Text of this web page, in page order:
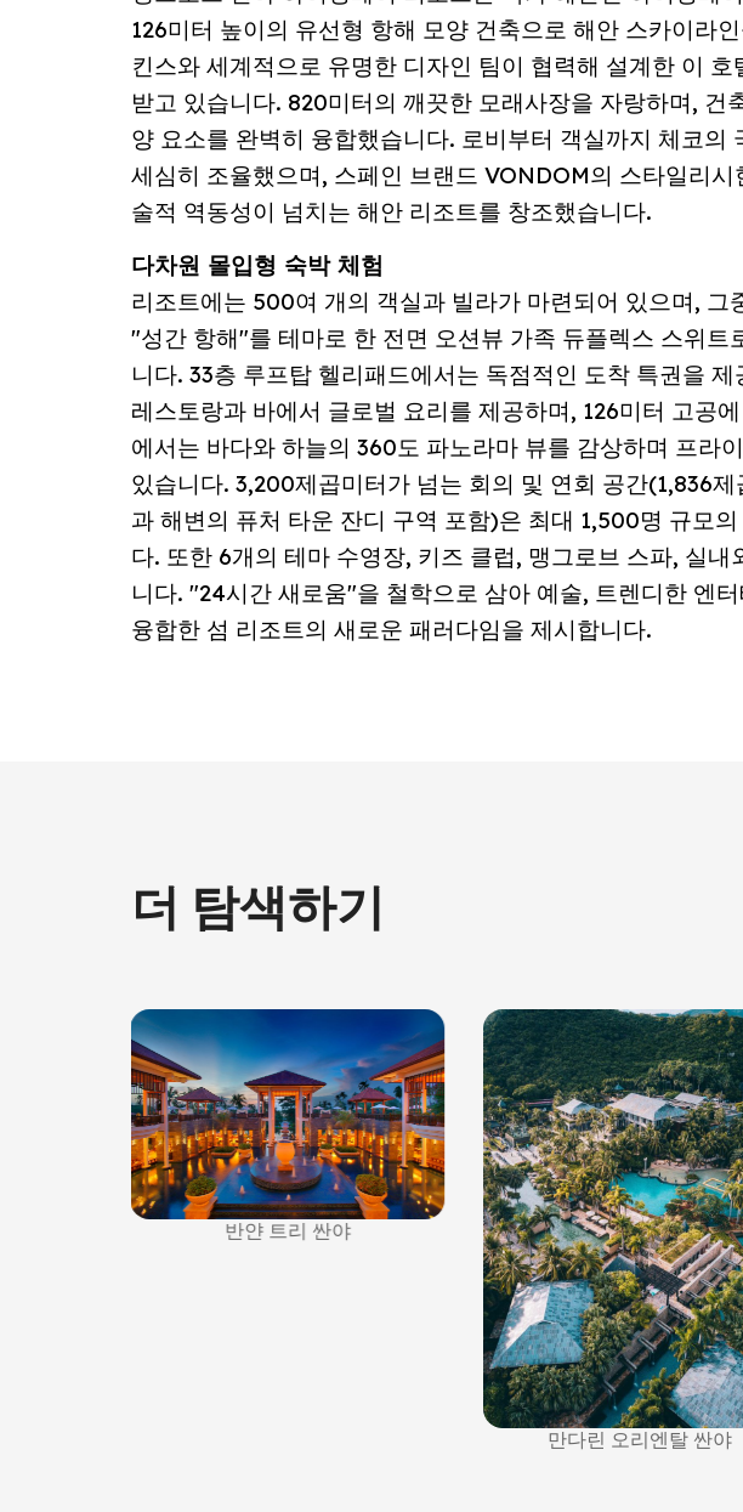
126미터 높이의 유선형 항해 모양 건축으로 해안 스카이라
킨스와 세계적으로 유명한 디자인 팀이 협력해 설계한 이
받고 있습니다. 820미터의 깨끗한 모래사장을 자랑하며, 건
양 요소를 완벽히 융합했습니다. 로비부터 객실까지 체코의
세심히 조율했으며, 스페인 브랜드 VONDOM의 스타일리
술적 역동성이 넘치는 해안 리조트를 창조했습니다.
다차원 몰입형 숙박 체험
리조트에는 500여 개의 객실과 빌라가 마련되어 있으며, 그
"성간 항해"를 테마로 한 전면 오션뷰 가족 듀플렉스 스위트
니다. 33층 루프탑 헬리패드에서는 독점적인 도착 특권을
레스토랑과 바에서 글로벌 요리를 제공하며, 126미터 고공
에서는 바다와 하늘의 360도 파노라마 뷰를 감상하며 프라
있습니다. 3,200제곱미터가 넘는 회의 및 연회 공간(1,836
과 해변의 퓨처 타운 잔디 구역 포함)은 최대 1,500명 규모
다. 또한 6개의 테마 수영장, 키즈 클럽, 맹그로브 스파, 실
니다. "24시간 새로움"을 철학으로 삼아 예술, 트렌디한 엔
융합한 섬 리조트의 새로운 패러다임을 제시합니다.
더 탐색하기
반얀 트리 싼야
만다린 오리엔탈 싼야